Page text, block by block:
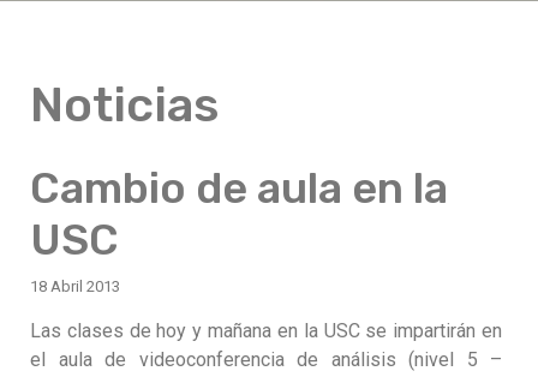
Noticias
Cambio de aula en la
USC
18 Abril 2013
Las clases de hoy y mañana en la USC se impartirán en
el aula de videoconferencia de análisis (nivel 5 –